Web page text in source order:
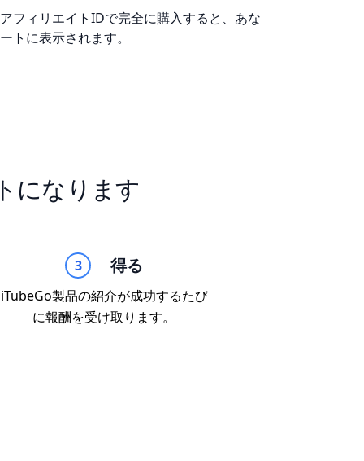
フィリエイトIDで完全に購入すると、あな
トに表示されます。
になります
3 得る
iTubeGo製品の紹介が成功するたび
に報酬を受け取ります。